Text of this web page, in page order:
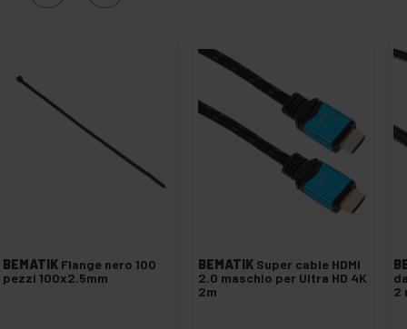
BEMATIK Flange nero 100
pezzi 100x2.5mm
BEMATIK Super cable HDMI
2.0 maschio per Ultra HD 4K
2m
2